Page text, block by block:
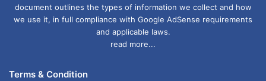
document outlines the types of information we collect and how
we use it, in full compliance with Google AdSense requirements
and applicable laws.
read more...
Terms & Condition